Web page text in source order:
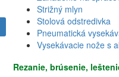
Strižný mlyn
Stolová odstredivka
Pneumatická
Vysekávacie nože s
Rezanie, brúsenie,